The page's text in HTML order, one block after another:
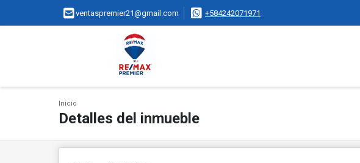
ventaspremier21@gmail.com +584242071971
Inicio
Detalles del inmueble